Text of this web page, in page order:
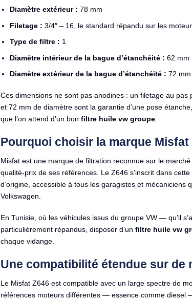
Diamètre extérieur : 78 mm
Filetage : 3/4″ – 16, le standard répandu sur les
Type de filtre : 1
Diamètre intérieur de la bague d’étanchéité : 62 mm
Diamètre extérieur de la bague d’étanchéité : 72 mm
Ces dimensions ne sont pas anodines : un filetage au
et 72 mm de diamètre sont la garantie d’une pose
que l’on attend d’un bon filtre huile vw groupe.
Pourquoi choisir la marque Misfat
Misfat est une marque de filtration reconnue sur le
qualité-prix de ses références. Le Z646 s’inscrit dans
d’origine, accessible à tous les garagistes et
Volkswagen.
En Tunisie, où les véhicules issus du groupe VW — qu’il
particulièrement répandus, disposer d’un filtre huile vw
chaque vidange.
Une compatibilité étendue sur
Le Misfat Z646 est compatible avec un large spectre de
références moteurs différentes — essence comme diesel